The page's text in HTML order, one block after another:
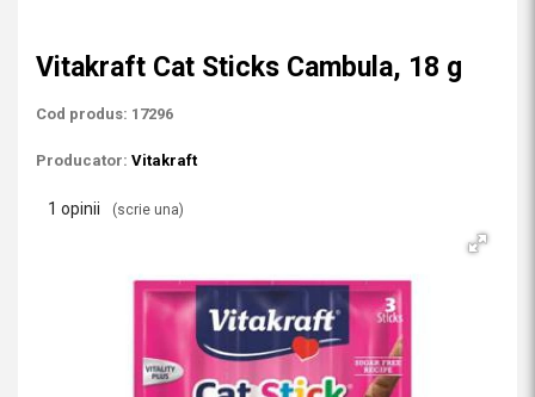
Vitakraft Cat Sticks Cambula, 18 g
Cod produs: 17296
Producator: Vitakraft
1 opinii (scrie una)